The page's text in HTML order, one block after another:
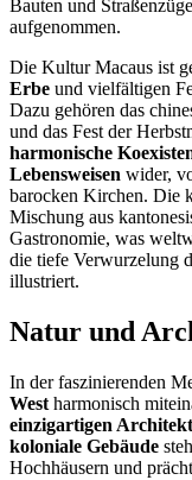
Bauten und
aufgenommen.
Die Kultur Macaus ist
Erbe und vielfältigen
Dazu gehören das
und das Fest der
harmonische
Lebensweisen wider,
barocken Kirchen. Die
Mischung aus
Gastronomie, was
die tiefe Verwurzelung
illustriert.
Natur und
In der faszinierenden
West harmonisch
einzigartigen
koloniale Gebäude
Hochhäusern und